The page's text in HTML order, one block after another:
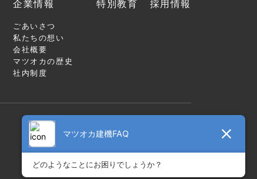
企業情報
ごあいさつ
私たちの想い
会社概要
マツオカの歴史
社内制度
特別教育 採用情報